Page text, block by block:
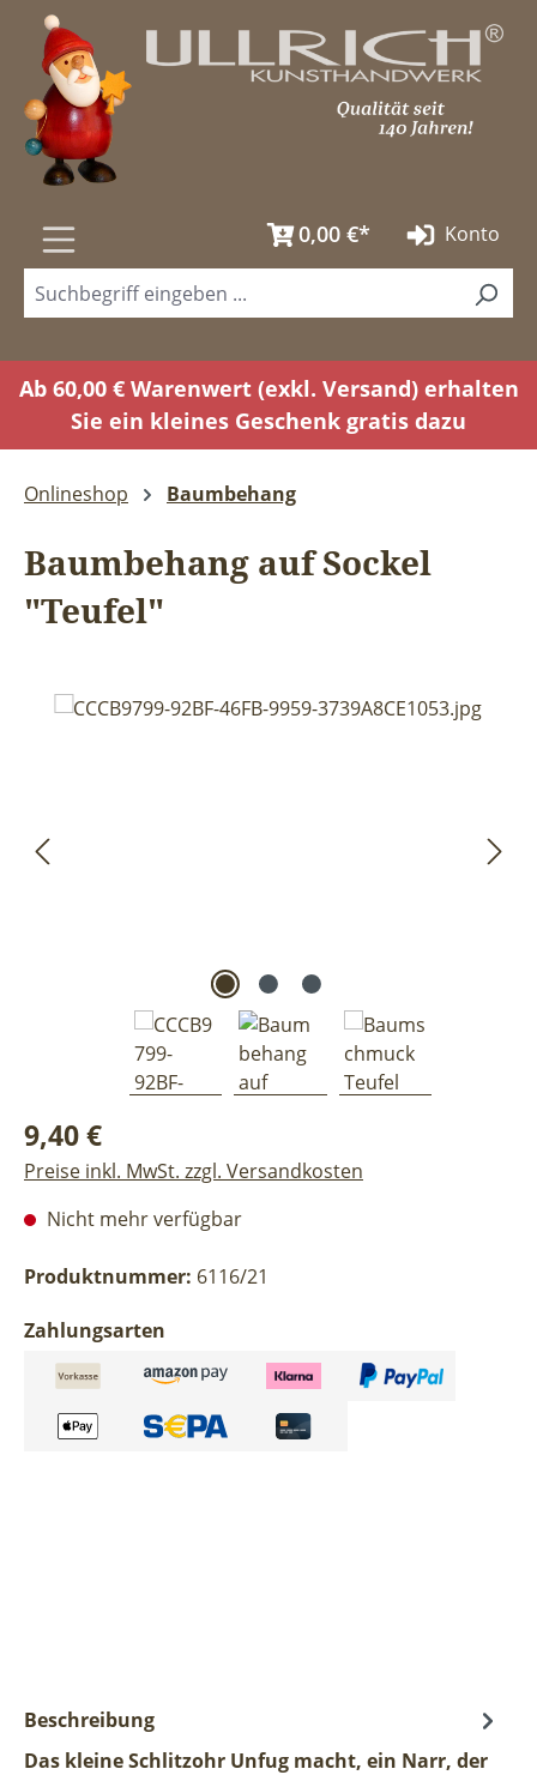
Zum Hauptinhalt springen
0,00 €* Konto
Ab 60,00 € Warenwert (exkl. Versand) erhalten
Sie ein kleines Geschenk gratis dazu
Onlineshop Baumbehang
Baumbehang auf Sockel
"Teufel"
Bildergalerie überspringen
Regulärer Preis:
9,40 €
Preise inkl. MwSt. zzgl. Versandkosten
Nicht mehr verfügbar
Produktnummer: 6116/21
Zahlungsarten
Beschreibung
Das kleine Schlitzohr Unfug macht, ein Narr, der